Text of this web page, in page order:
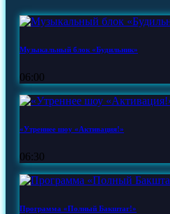
Музыкальный блок «Будильник»
06:00
«Утреннее шоу «Активация!»
06:30
Программа «Полный Бакштаг!»